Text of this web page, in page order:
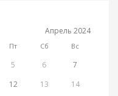
Апрель 2024
Пт Сб Вс
5 6
7
12 13
14